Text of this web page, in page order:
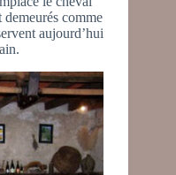
demeurés comme
aujourd’hui